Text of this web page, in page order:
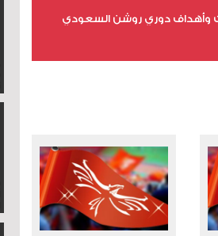
وأهداف دوري روشن السعودي